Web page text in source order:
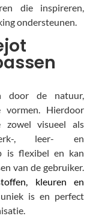
die inspireren,
ondersteunen.
door de natuur,
vormen. Hierdoor
zowel visueel als
, leer- en
is flexibel en kan
van de gebruiker.
kleuren en
is en perfect